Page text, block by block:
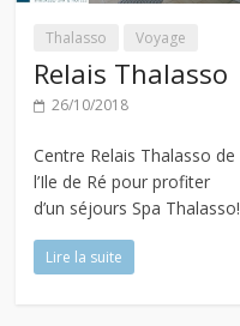
Thalasso Voyage
Relais Thalasso
26/10/2018
Centre Relais Thalasso de
l’Ile de Ré pour profiter
d’un séjours Spa Thalasso!
Lire la suite